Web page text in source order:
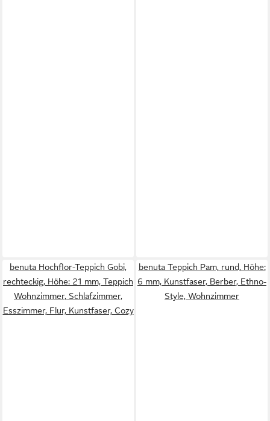
benuta Hochflor-Teppich Gobi,
rechteckig, Höhe: 21 mm, Teppich
Wohnzimmer, Schlafzimmer,
Esszimmer, Flur, Kunstfaser, Cozy
benuta Teppich Pam, rund, Höhe:
6 mm, Kunstfaser, Berber, Ethno-
Style, Wohnzimmer